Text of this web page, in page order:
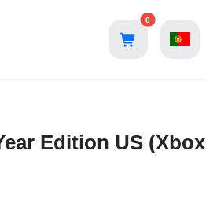
0
Edition US (Xbox